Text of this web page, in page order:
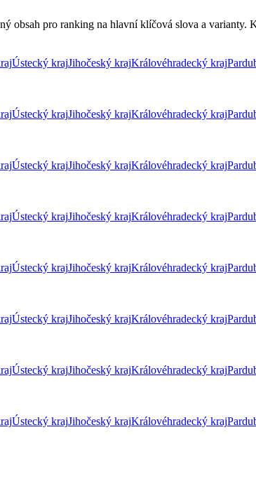
obsah pro ranking na hlavní klíčová slova a varianty.
Ústecký krajJihočeský krajKrálovéhradecký kraj
Ústecký krajJihočeský krajKrálovéhradecký kraj
Ústecký krajJihočeský krajKrálovéhradecký kraj
Ústecký krajJihočeský krajKrálovéhradecký kraj
Ústecký krajJihočeský krajKrálovéhradecký kraj
Ústecký krajJihočeský krajKrálovéhradecký kraj
Ústecký krajJihočeský krajKrálovéhradecký kraj
Ústecký krajJihočeský krajKrálovéhradecký kraj